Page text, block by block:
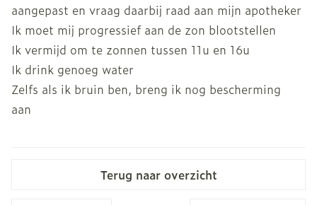
aangepast en vraag daarbij raad aan mijn apotheker
Ik moet mij progressief aan de zon blootstellen
Ik vermijd om te zonnen tussen 11u en 16u
Ik drink genoeg water
Zelfs als ik bruin ben, breng ik nog bescherming
aan
Terug naar overzicht